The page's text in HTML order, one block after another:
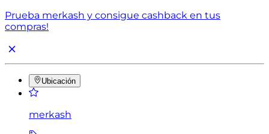
Prueba merkash y consigue cashback en tus
compras!
Ubicación
merkash